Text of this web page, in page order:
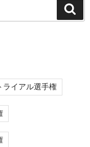
ライアル選手権